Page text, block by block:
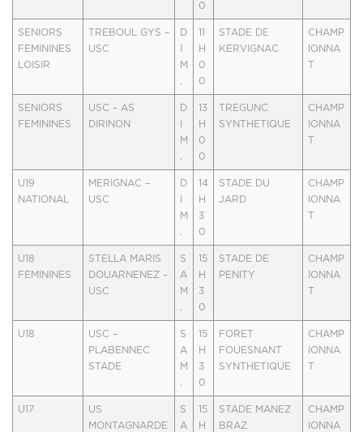
0
SENIORS
FEMININES
LOISIR
TREBOUL GYS –
USC
D
M
.
11
H
0
0
STADE DE
KERVIGNAC
CHAMP
IONNA
SENIORS
FEMININES
USC – AS
DIRINON
D
M
13
H
0
0
TREGUNC
SYNTHETIQUE
CHAMP
IONNA
U19
NATIONAL
MERIGNAC –
USC
D
M
.
14
H
3
0
STADE DU
JARD
CHAMP
IONNA
U18
FEMININES
STELLA MARIS
DOUARNENEZ –
USC
S
A
M
15
H
3
0
STADE DE
PENITY
CHAMP
IONNA
U18
USC –
PLABENNEC
STADE
S
A
M
.
15
H
3
0
FORET
FOUESNANT
SYNTHETIQUE
CHAMP
IONNA
U17
US
MONTAGNARDE
S
A
15
H
STADE MANEZ
BRAZ
CHAMP
IONNA